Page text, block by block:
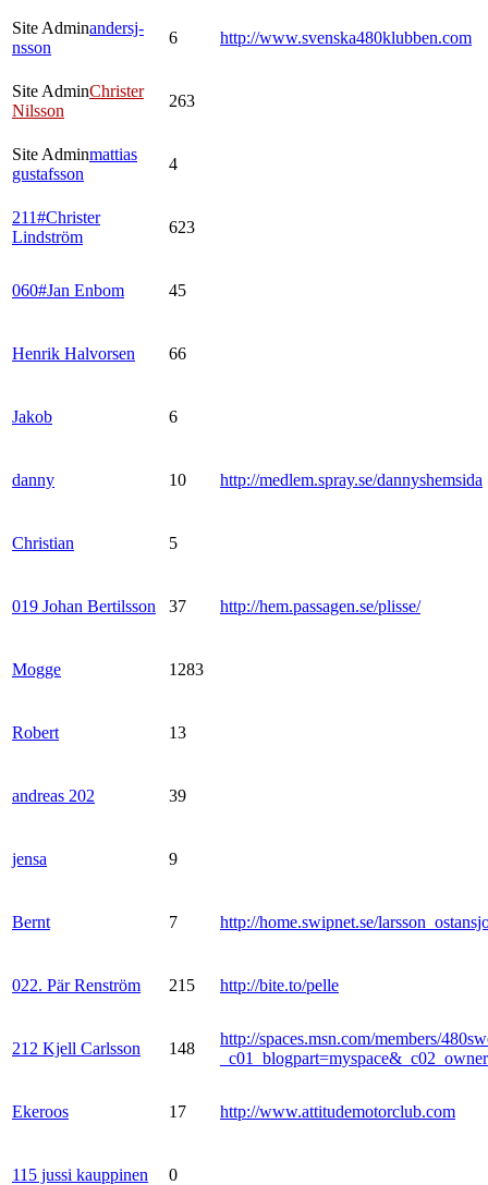
Site Adminandersj-
nsson
6 http://www.svenska480klubben.com
Site AdminChrister
Nilsson
263
Site Adminmattias
gustafsson
4
211#Christer
Lindström
623
060#Jan Enbom 45
Henrik Halvorsen 66
Jakob 6
danny 10 http://medlem.spray.se/dannyshemsida
Christian 5
019 Johan Bertilsson 37 http://hem.passagen.se/plisse/
Mogge 1283
Robert 13
andreas 202 39
jensa 9
Bernt 7 http://home.swipnet.se/
022. Pär Renström 215 http://bite.to/pelle
212 Kjell Carlsson 148
http://spaces.msn.com/members/
Ekeroos 17 http://www.attitudemotorclub.com
115 jussi kauppinen 0